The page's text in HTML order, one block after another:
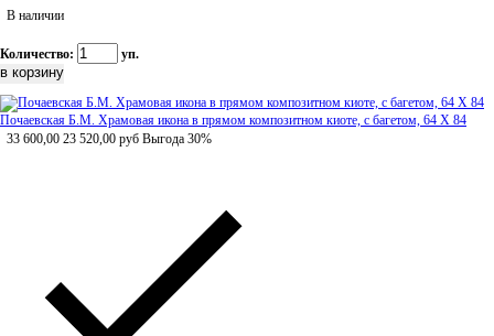
В наличии
Количество: уп.
Почаевская Б.М. Храмовая икона в прямом композитном киоте, с багетом, 64 Х 84
33 600,00 23 520,00 руб Выгода 30%